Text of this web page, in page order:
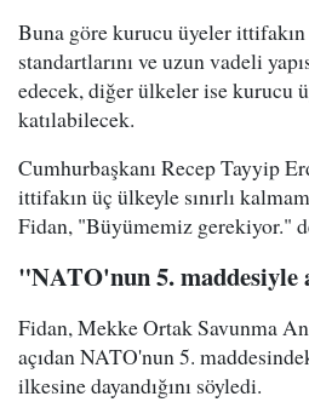
Buna göre kurucu üyeler
standartlarını ve uzun vadeli
edecek, diğer ülkeler ise kurucu
katılabilecek.
Cumhurbaşkanı Recep Tayyip
ittifakın üç ülkeyle sınırlı
Fidan, "Büyümemiz gerekiyor."
"NATO'nun 5. maddesiyle
Fidan, Mekke Ortak Savunma
açıdan NATO'nun 5.
ilkesine dayandığını söyledi.